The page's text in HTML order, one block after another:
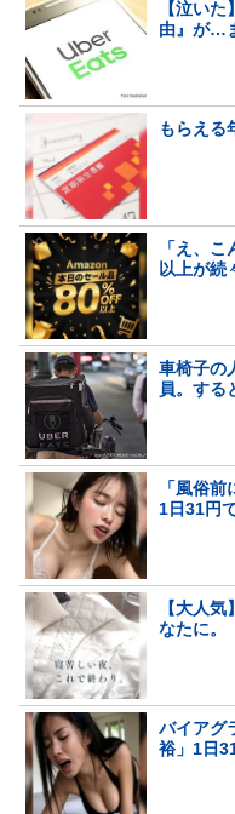
【泣い
由』が…
もらえる
「え、
以上が続
車椅子の
員。す
「風俗
1日31円
【大人
なたに。
バイアグ
裕」1日